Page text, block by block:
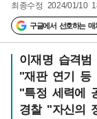
최종수정 2024/01/10
구글에서 선호하는 매
이재명 습격
"재판 연기 등
"특정 세력에
경찰 "자신의